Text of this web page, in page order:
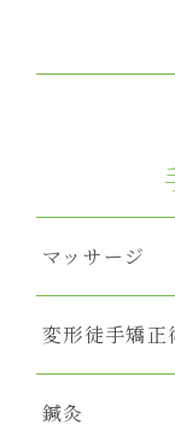
マッサージ
変形徒手矯正
鍼灸